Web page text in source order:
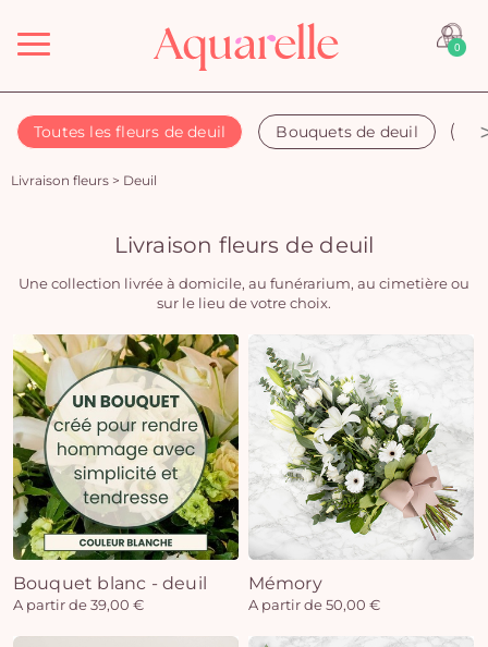
Menu 0
Toutes les fleurs de deuil Bouquets de deuil
Livraison fleurs > Deuil
Livraison fleurs de deuil
Une collection livrée à domicile, au funérarium, au cimetière ou
sur le lieu de votre choix.
Bouquet blanc - deuil
A partir de 39,00 €
Mémory
A partir de 50,00 €